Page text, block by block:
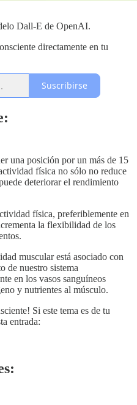
Dall-E de OpenAI.
directamente en tu
Suscribirse
una posición por un más de 15
física no sólo no reduce
deteriorar el rendimiento
física, preferiblemente en
la flexibilidad de los
muscular está asociado con
de nuestro sistema
en los vasos sanguíneos
y nutrientes al músculo.
Si este tema es de tu
entrada: